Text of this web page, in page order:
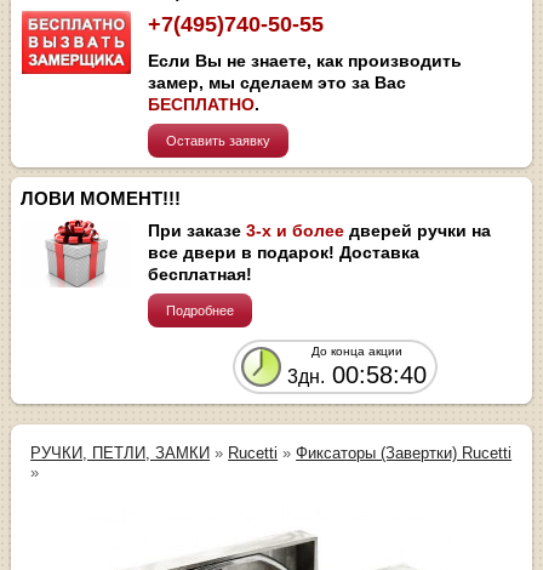
+7(495)740-50-55
Если Вы не знаете, как производить
замер, мы сделаем это за Вас
БЕСПЛАТНО.
Оставить заявку
ЛОВИ МОМЕНТ!!!
При заказе3-х и более дверей ручки на
все двери в подарок! Доставка
бесплатная!
Подробнее
До конца акции
3дн. 00:58:40
РУЧКИ, ПЕТЛИ, ЗАМКИ » Rucetti »Фиксаторы (Завертки) Rucetti
»